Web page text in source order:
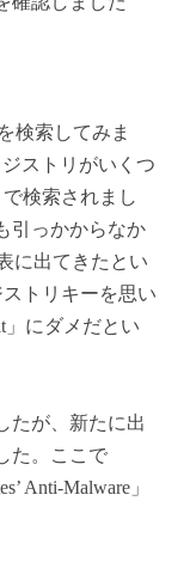
検索してみま
ストリがいくつ
で検索されまし
引っかからなか
に出てきたとい
ストリキーを思い
」にダメだとい
たが、新たに出
た。ここで
Anti-Malware」